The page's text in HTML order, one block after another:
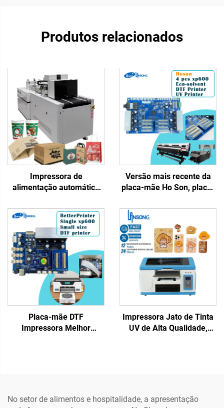
Produtos relacionados
Impressora de
alimentação automática
copo de papel,
guardanapo corrugado,
caixa de papelão, pizza,
lenço de papel kraft
Versão mais recente da
placa-mãe Ho Son, placa-
xp600, para impressoras
de grande formato jato de
tinta Lansong com tinta
ecológica UV
Placa-mãe DTF
Impressora Melhor
Impressora Jato de Tinta
UV de Alta Qualidade,
No setor de alimentos e hospitalidade, a apresentação